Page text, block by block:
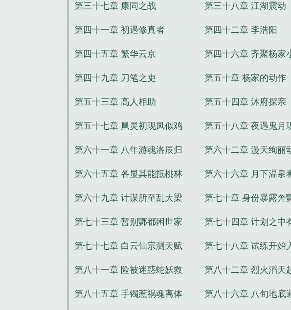
第三十七章 康同之战 第三十八章 江湖震动
第四十一章 初遇修真者 第四十二章 李浩阳
第四十五章 繁华云京 第四十六章 齐聚杨家
第四十九章 刀笔之吏 第五十章 杨家的动作
第五十三章 高人相助 第五十四章 沐府探亲
第五十七章 凰灵初现凤似鸡 第五十八章 夜遇鬼月
第六十一章 八年游魂洛辰归 第六十二章 漫天绚丽
第六十五章 各显其能抵桃林 第六十六章 月下温泉
第六十九章 计谋所至乱大梁 第七十章 身份暴露奔
第七十三章 暂别酆都困世家 第七十四章 计划之中
第七十七章 白云仙宗测天赋 第七十八章 试练开始
第八十一章 险被迷惑蛇妖救 第八十二章 烈火滔天
第八十五章 手镯惹祸魂离体 第八十六章 八旬地底